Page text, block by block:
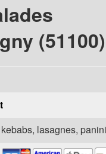
(51100)
lasagnes,